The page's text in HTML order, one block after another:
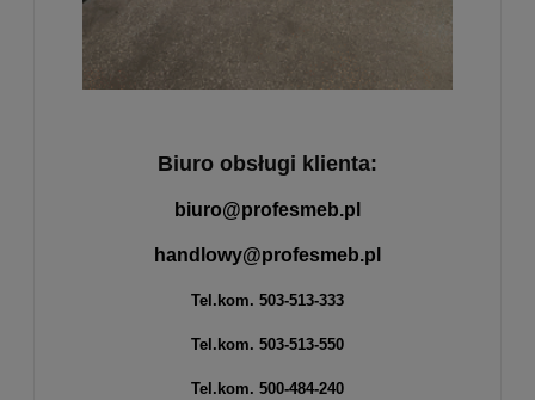
Biuro obsługi klienta:
biuro@profesmeb.pl
handlowy@profesmeb.pl
Tel.kom. 503-513-333
Tel.kom. 503-513-550
Tel.kom. 500-484-240